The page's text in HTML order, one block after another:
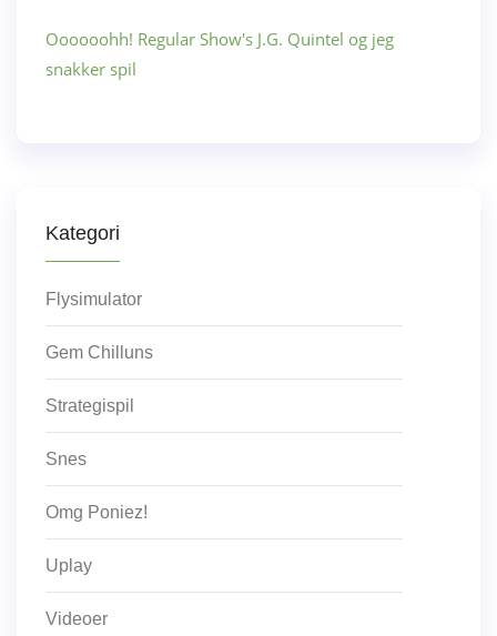
Oooooohh! Regular Show's J.G. Quintel og jeg
snakker spil
Kategori
Flysimulator
Gem Chilluns
Strategispil
Snes
Omg Poniez!
Uplay
Videoer